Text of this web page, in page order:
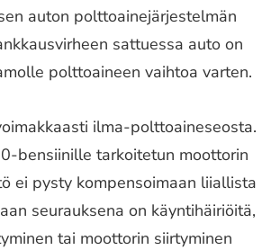
auton polttoainejärjestelmän
sattuessa auto on
polttoaineen vaihtoa varten.
ilma-polttoaineseosta.
bensiinille tarkoitetun moottorin
ei pysty kompensoimaan liiallista
seurauksena on käyntihäiriöitä,
tai moottorin siirtyminen